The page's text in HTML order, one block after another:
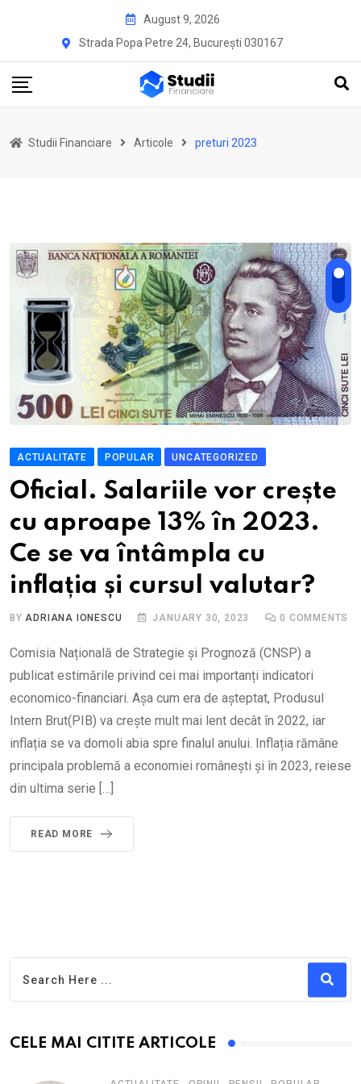
August 9, 2026
Strada Popa Petre 24, București 030167
Studii Financiare Articole preturi 2023
ACTUALITATE POPULAR UNCATEGORIZED
Oficial. Salariile vor crește
cu aproape 13% în 2023.
Ce se va întâmpla cu
inflația și cursul valutar?
BYADRIANA IONESCU JANUARY 30, 2023 0 COMMENTS
Comisia Națională de Strategie și Prognoză (CNSP) a
publicat estimările privind cei mai importanți indicatori
economico-financiari. Așa cum era de așteptat, Produsul
Intern Brut(PIB) va crește mult mai lent decât în 2022, iar
inflația se va domoli abia spre finalul anului. Inflația rămâne
principala problemă a economiei românești și în 2023, reiese
din ultima serie […]
READ MORE
CELE MAI CITITE ARTICOLE